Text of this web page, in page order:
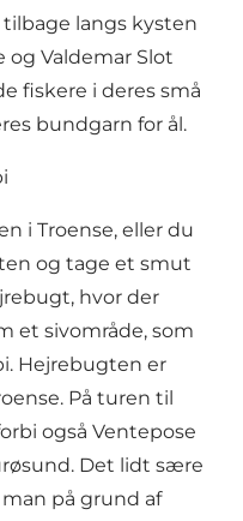
langs kysten
og Valdemar Slot
fiskere i deres små
bundgarn for ål.
i Troense, eller du
og tage et smut
hvor der
et sivområde, som
Hejrebugten er
På turen til
også Ventepose
Det lidt sære
på grund af